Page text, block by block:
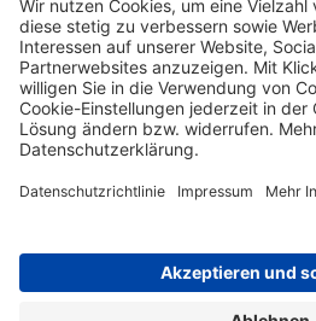
Impressum Datenschutz